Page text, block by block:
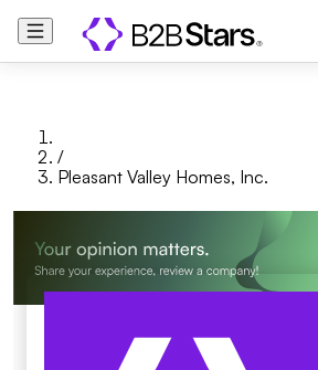
/
Pleasant Valley Homes, Inc.